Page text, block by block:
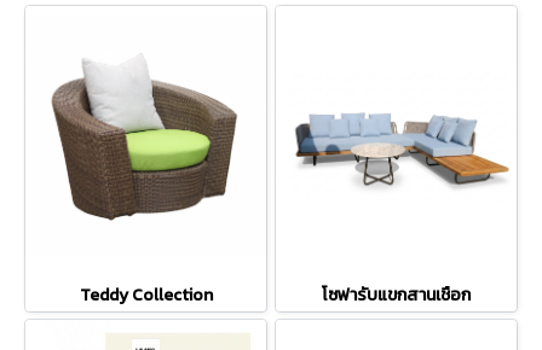
Teddy Collection โซฟารับแขกสานเชือก